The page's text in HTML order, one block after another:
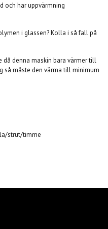
och har uppvärmning
i glassen? Kolla i så fall på
då denna maskin bara värmer till
så måste den värma till minimum
strut/timme